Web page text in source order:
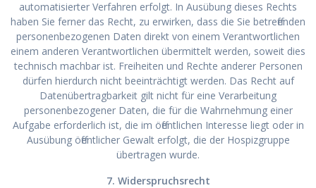
automatisierter Verfahren erfolgt. In Ausübung dieses Rechts
haben Sie ferner das Recht, zu erwirken, dass die Sie betreffenden
personenbezogenen Daten direkt von einem Verantwortlichen
einem anderen Verantwortlichen übermittelt werden, soweit dies
technisch machbar ist. Freiheiten und Rechte anderer Personen
dürfen hierdurch nicht beeinträchtigt werden. Das Recht auf
Datenübertragbarkeit gilt nicht für eine Verarbeitung
personenbezogener Daten, die für die Wahrnehmung einer
Aufgabe erforderlich ist, die im öffentlichen Interesse liegt oder in
Ausübung öffentlicher Gewalt erfolgt, die der Hospizgruppe
übertragen wurde.
7. Widerspruchsrecht